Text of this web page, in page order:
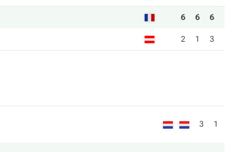
6 6 6
2 1 3
3 1